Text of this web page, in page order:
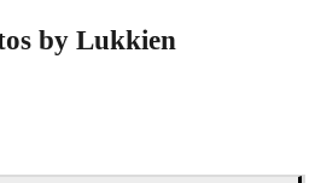
by Lukkien